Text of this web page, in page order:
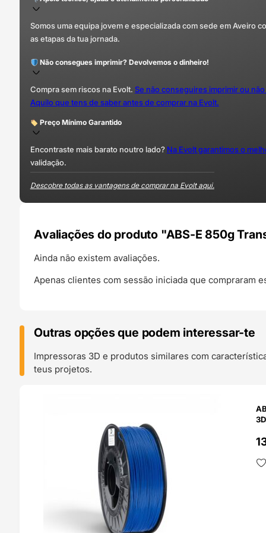
Somos uma equipa jovem e especializada com sede em Aveiro
as etapas da tua jornada.
Não consegues imprimir? Devolvemos o dinheiro!
Compra sem riscos na Evolt. Se não conseguires imprimir ou
Aquilo que tens de saber antes de comprar na Evolt.
Preço Mínimo Garantido
Encontraste mais barato noutro lado? Na Evolt garantimos o
validação.
Descobre todas as vantagens de comprar na Evolt aqui.
Avaliações do produto "ABS-E 850g
Ainda não existem avaliações.
Apenas clientes com sessão iniciada que compraram
Outras opções que podem interessar-te
Impressoras 3D e produtos similares com
teus projetos.